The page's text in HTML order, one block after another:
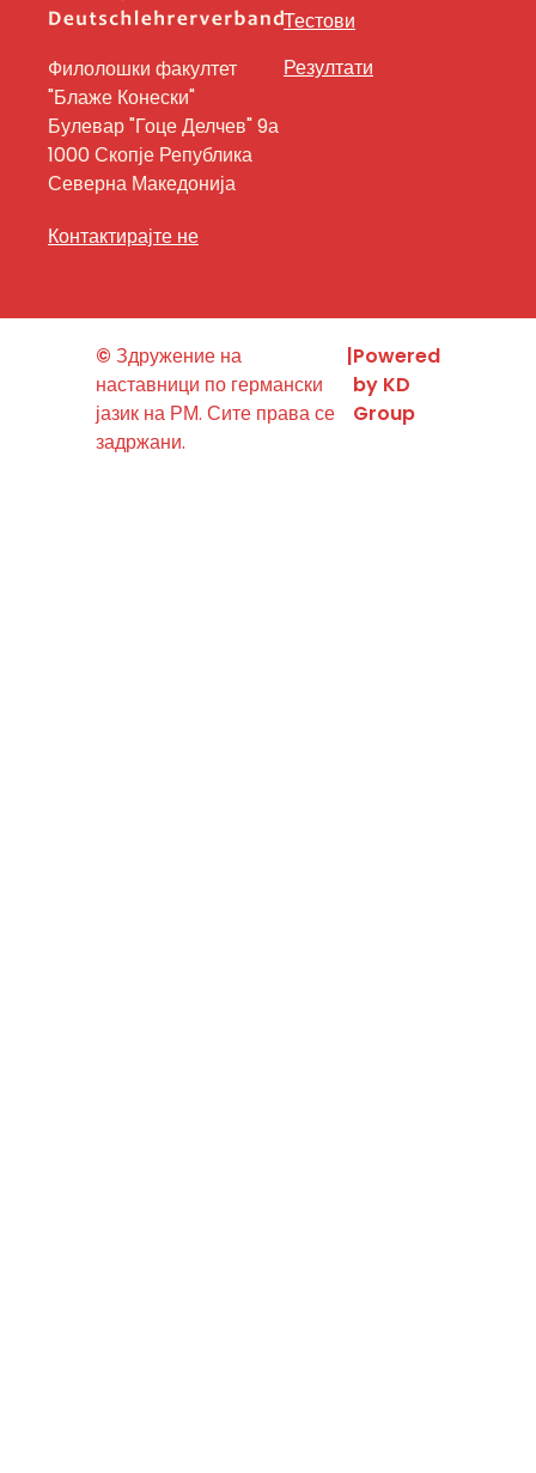
Филолошки факултет
"Блаже Конески"
Булевар "Гоце Делчев" 9а
1000 Скопје Република
Северна Македонија
Контактирајте не
Тестови
Резултати
© Здружение на
наставници по германски
јазик на РМ. Сите права се
задржани.
|Powered
by KD
Group